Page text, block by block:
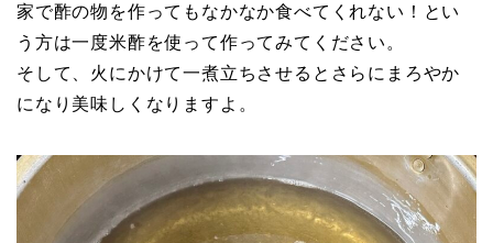
家で酢の物を作ってもなかなか食べてくれない！とい
う方は一度米酢を使って作ってみてください。
そして、火にかけて一煮立ちさせるとさらにまろやか
になり美味しくなりますよ。